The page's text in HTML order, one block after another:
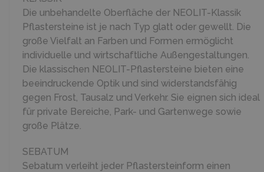
Die unbehandelte Oberfläche der NEOLIT-Klassik
Pflastersteine ist je nach Typ glatt oder gewellt. Die
große Vielfalt an Farben und Formen ermöglicht
individuelle und wirtschaftliche Außengestaltungen.
Die klassischen NEOLIT-Pflastersteine bieten eine
beeindruckende Optik und sind widerstandsfähig
gegen Frost, Tausalz und Verkehr. Sie eignen sich ideal
für private Bereiche, Park- und Gartenwege sowie
große Plätze.
SEBATUM
Sebatum verleiht jeder Pflastersteinform einen